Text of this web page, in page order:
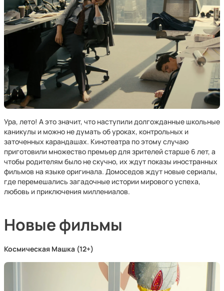
Ура, лето! А это значит, что наступили долгожданные школьные
каникулы и можно не думать об уроках, контрольных и
заточенных карандашах. Кинотеатра по этому случаю
приготовили множество премьер для зрителей старше 6 лет, а
чтобы родителям было не скучно, их ждут показы иностранных
фильмов на языке оригинала. Домоседов ждут новые сериалы,
где перемешались загадочные истории мирового успеха,
любовь и приключения миллениалов.
Новые фильмы
Космическая Машка (12+)